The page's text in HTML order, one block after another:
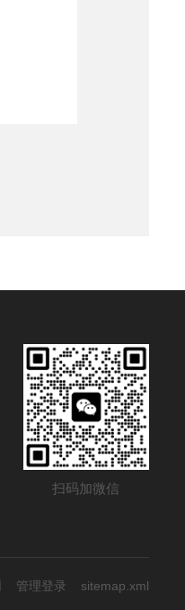
扫码加微信
管理登录 sitemap.xml